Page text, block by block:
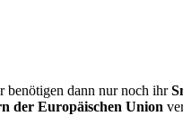
benötigen dann nur noch ihr
der Europäischen Union